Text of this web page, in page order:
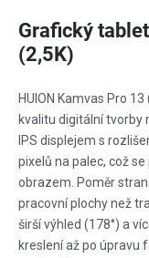
Grafický
(2,5K)
HUION Kamvas Pro
kvalitu digitální tvorby
IPS displejem s
pixelů na palec, což
obrazem. Poměr
pracovní plochy než
širší výhled (178°) a
kreslení až po úpravu